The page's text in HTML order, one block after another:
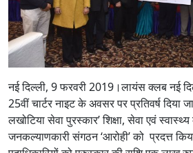
नई दिल्ली, 9 फरवरी 2019।लायंस क्लब नई
25वीं चार्टर नाइट के अवसर पर प्रतिवर्ष दिया
लखोटिया सेवा पुरस्कार’ शिक्षा, सेवा एवं
जनकल्याणकारी संगठन ‘आरोही’ को प्रदत्त